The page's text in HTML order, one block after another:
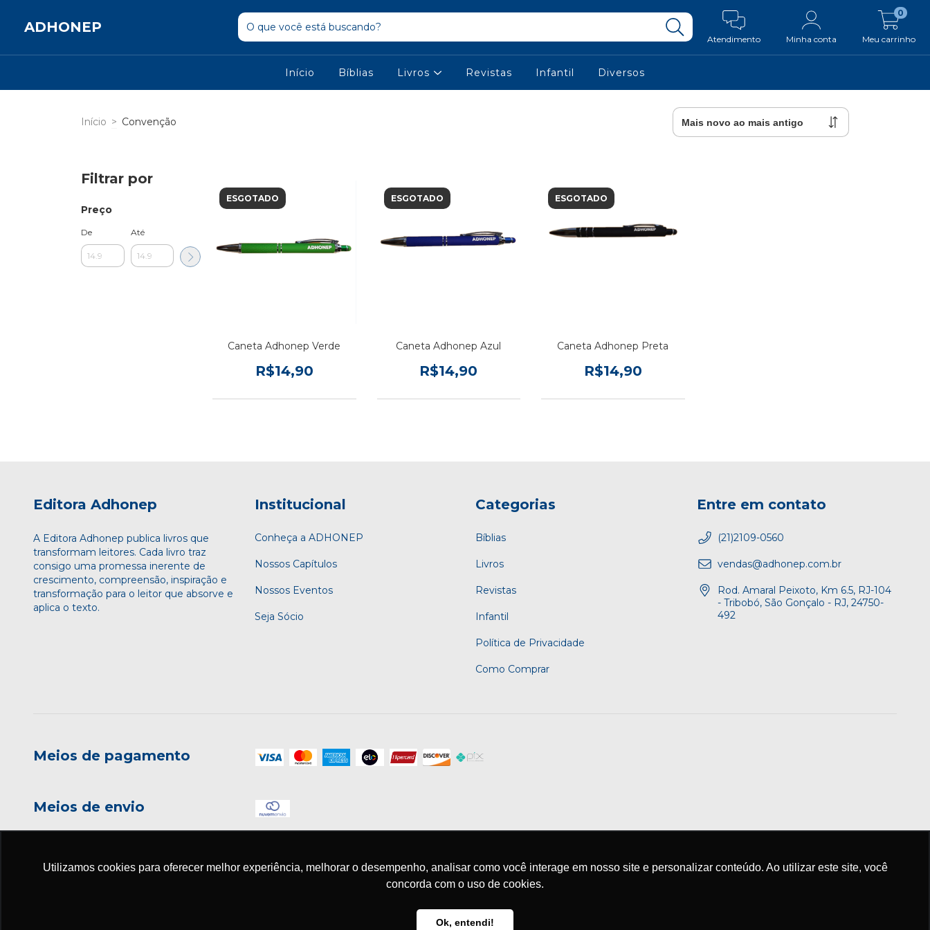
Utilizamos cookies para oferecer melhor experiência, melhorar o desempenho, analisar como você interage em nosso site e personalizar conteúdo. Ao utilizar este site, você
concorda com o uso de cookies.
Ok, entendi!
ADHONEP
Atendimento Minha conta Meu carrinho
0
Início Bíblias Livros Revistas Infantil Diversos
Início > Convenção
Filtrar por
Preço
De Até
ESGOTADO
Caneta Adhonep Verde
R$14,90
ESGOTADO
Caneta Adhonep Azul
R$14,90
ESGOTADO
Caneta Adhonep Preta
R$14,90
Editora Adhonep
A Editora Adhonep publica livros que
transformam leitores. Cada livro traz
consigo uma promessa inerente de
crescimento, compreensão, inspiração e
transformação para o leitor que absorve e
aplica o texto.
Institucional
Conheça a ADHONEP
Nossos Capítulos
Nossos Eventos
Seja Sócio
Categorias
Bíblias
Livros
Revistas
Infantil
Política de Privacidade
Como Comprar
Entre em contato
(21)2109-0560
vendas@adhonep.com.br
Rod. Amaral Peixoto, Km 6.5, RJ-104
- Tribobó, São Gonçalo - RJ, 24750-
492
Meios de pagamento
Meios de envio